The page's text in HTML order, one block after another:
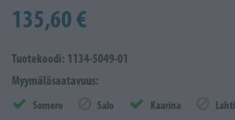
135,60 €
Tuotekoodi: 1134-5049-01
Myymäläsaatavuus:
Somero Salo Kaarina
Lahti